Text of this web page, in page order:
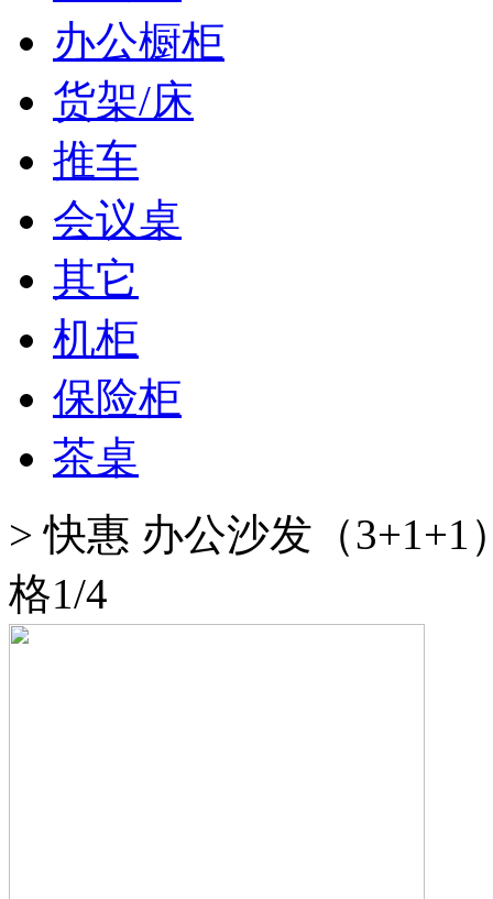
办公橱柜
货架/床
推车
会议桌
其它
机柜
保险柜
茶桌
> 快惠 办公沙发（3+1+1
格1/4